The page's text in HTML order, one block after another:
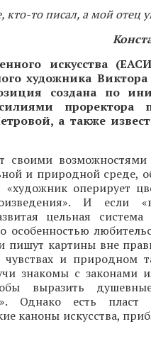
кто-то писал, а мой отец
искусства
художника
создана по
а также
своими
и природной среде,
«художник оперирует
И если
цельная система
пишут картины вне
чувствах и природном
знакомы с законами
выразить
Однако есть пласт
каноны искусства,